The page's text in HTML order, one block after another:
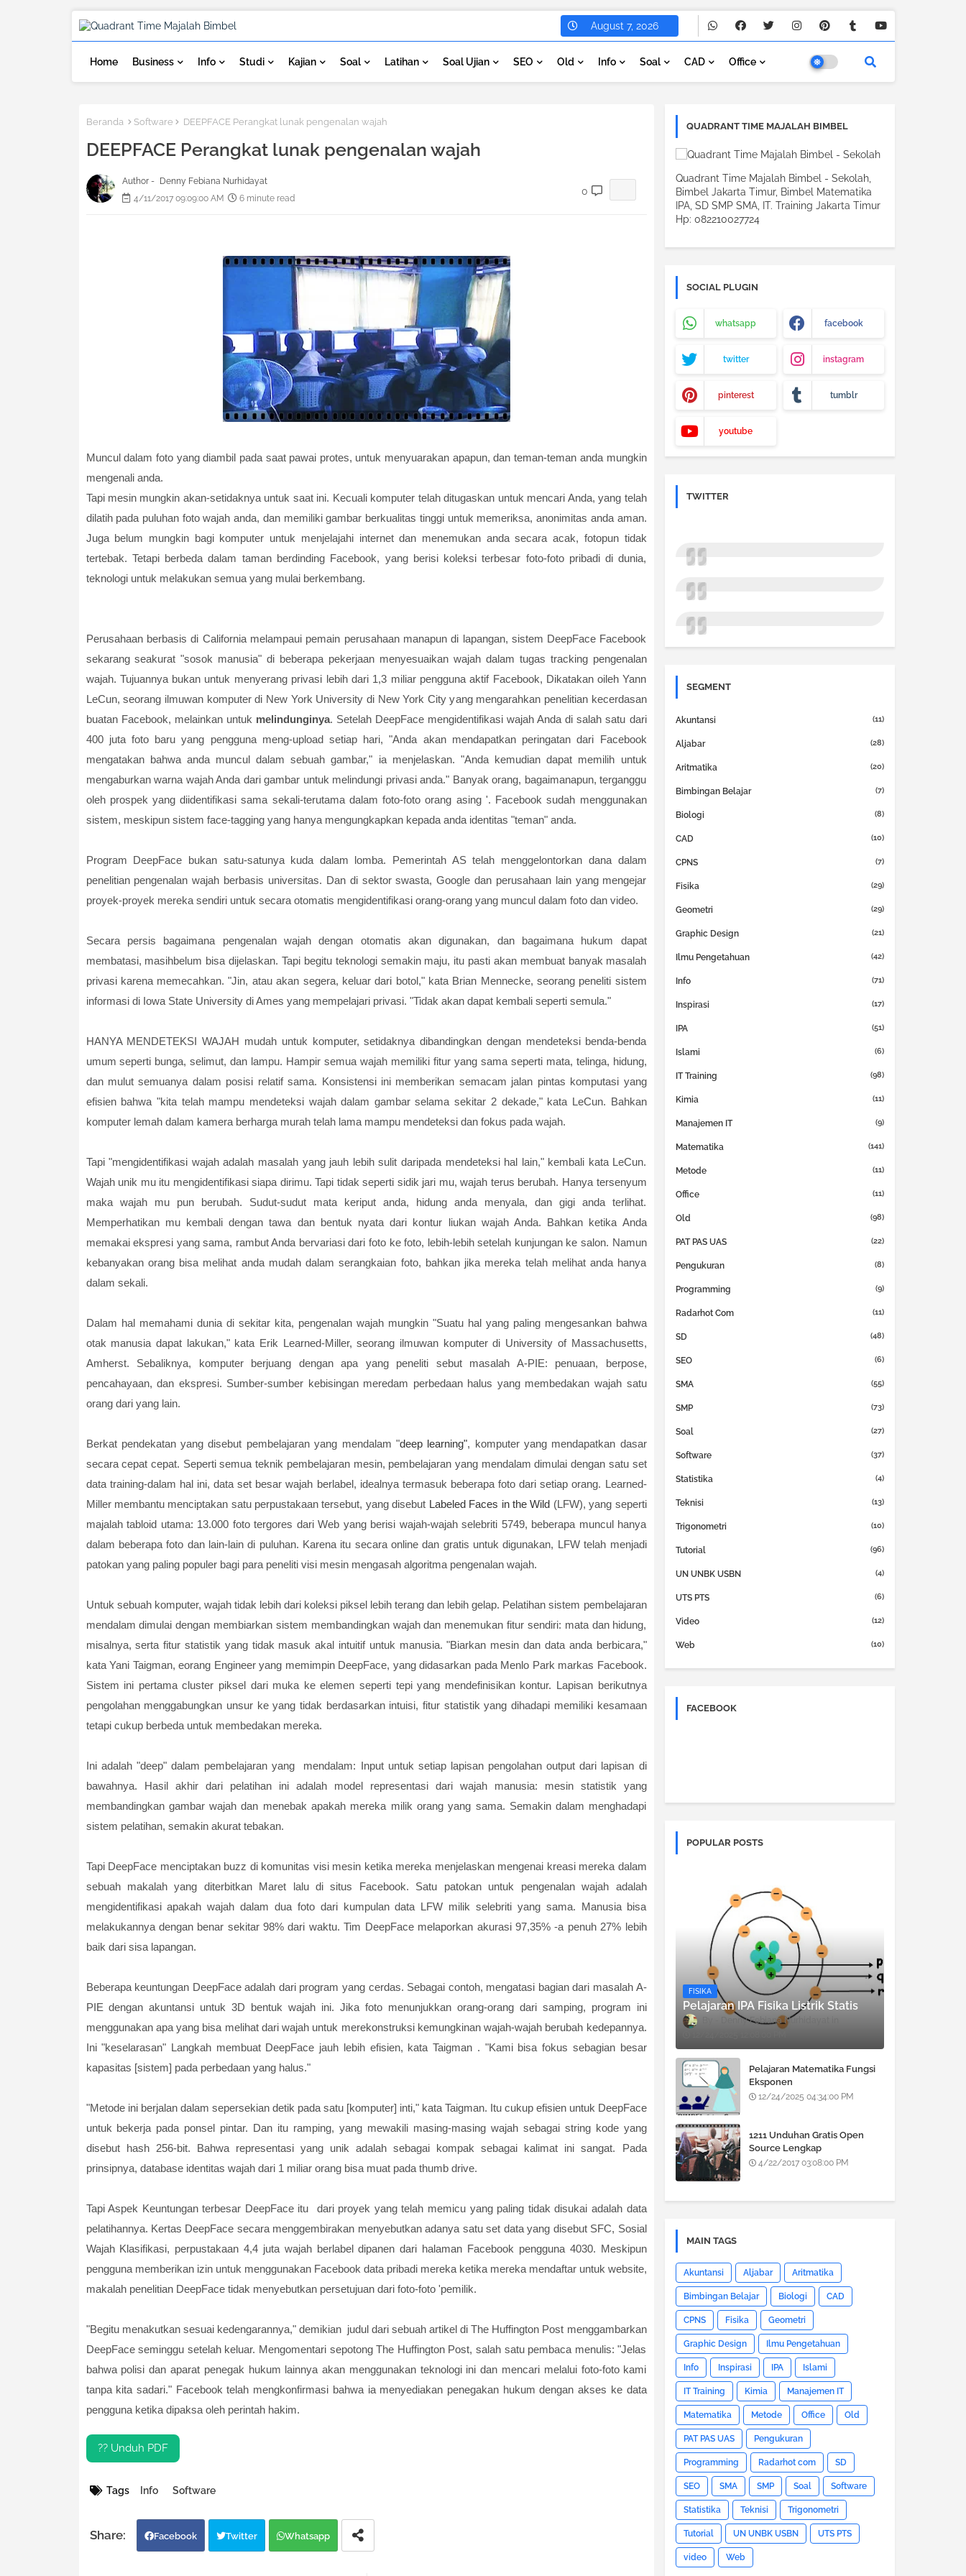
August 7, 2026
Home Business Info Studi Kajian Soal Latihan Soal Ujian SEO Old Info Soal CAD Office
Beranda Software DEEPFACE Perangkat lunak pengenalan wajah
DEEPFACE Perangkat lunak pengenalan wajah
Author -
Denny Febiana Nurhidayat
4/11/2017 09:09:00 AM
6 minute read
0
Muncul dalam foto yang diambil pada saat pawai protes, untuk menyuarakan apapun, dan teman-teman anda mungkin
mengenali anda.
Tapi mesin mungkin akan-setidaknya untuk saat ini. Kecuali komputer telah ditugaskan untuk mencari Anda, yang telah
dilatih pada puluhan foto wajah anda, dan memiliki gambar berkualitas tinggi untuk memeriksa, anonimitas anda aman.
Juga belum mungkin bagi komputer untuk menjelajahi internet dan menemukan anda secara acak, fotopun tidak
tertebak. Tetapi berbeda dalam taman berdinding Facebook, yang berisi koleksi terbesar foto-foto pribadi di dunia,
teknologi untuk melakukan semua yang mulai berkembang.
Perusahaan berbasis di California melampaui pemain perusahaan manapun di lapangan, sistem DeepFace Facebook
sekarang seakurat "sosok manusia" di beberapa pekerjaan menyesuaikan wajah dalam tugas tracking pengenalan
wajah. Tujuannya bukan untuk menyerang privasi lebih dari 1,3 miliar pengguna aktif Facebook, Dikatakan oileh Yann
LeCun, seorang ilmuwan komputer di New York University di New York City yang mengarahkan penelitian kecerdasan
buatan Facebook, melainkan untuk melindunginya. Setelah DeepFace mengidentifikasi wajah Anda di salah satu dari
400 juta foto baru yang pengguna meng-upload setiap hari, "Anda akan mendapatkan peringatan dari Facebook
mengatakan bahwa anda muncul dalam sebuah gambar," ia menjelaskan. "Anda kemudian dapat memilih untuk
mengaburkan warna wajah Anda dari gambar untuk melindungi privasi anda." Banyak orang, bagaimanapun, terganggu
oleh prospek yang diidentifikasi sama sekali-terutama dalam foto-foto orang asing '. Facebook sudah menggunakan
sistem, meskipun sistem face-tagging yang hanya mengungkapkan kepada anda identitas "teman" anda.
Program DeepFace bukan satu-satunya kuda dalam lomba. Pemerintah AS telah menggelontorkan dana dalam
penelitian pengenalan wajah berbasis universitas. Dan di sektor swasta, Google dan perusahaan lain yang mengejar
proyek-proyek mereka sendiri untuk secara otomatis mengidentifikasi orang-orang yang muncul dalam foto dan video.
Secara persis bagaimana pengenalan wajah dengan otomatis akan digunakan, dan bagaimana hukum dapat
membatasi, masihbelum bisa dijelaskan. Tapi begitu teknologi semakin maju, itu pasti akan membuat banyak masalah
privasi karena memecahkan. "Jin, atau akan segera, keluar dari botol," kata Brian Mennecke, seorang peneliti sistem
informasi di Iowa State University di Ames yang mempelajari privasi. "Tidak akan dapat kembali seperti semula."
HANYA MENDETEKSI WAJAH mudah untuk komputer, setidaknya dibandingkan dengan mendeteksi benda-benda
umum seperti bunga, selimut, dan lampu. Hampir semua wajah memiliki fitur yang sama seperti mata, telinga, hidung,
dan mulut semuanya dalam posisi relatif sama. Konsistensi ini memberikan semacam jalan pintas komputasi yang
efisien bahwa "kita telah mampu mendeteksi wajah dalam gambar selama sekitar 2 dekade," kata LeCun. Bahkan
komputer lemah dalam kamera berharga murah telah lama mampu mendeteksi dan fokus pada wajah.
Tapi "mengidentifikasi wajah adalah masalah yang jauh lebih sulit daripada mendeteksi hal lain," kembali kata LeCun.
Wajah unik mu itu mengidentifikasi siapa dirimu. Tapi tidak seperti sidik jari mu, wajah terus berubah. Hanya tersenyum
maka wajah mu pun berubah. Sudut-sudut mata keriput anda, hidung anda menyala, dan gigi anda terlihat.
Memperhatikan mu kembali dengan tawa dan bentuk nyata dari kontur liukan wajah Anda. Bahkan ketika Anda
memakai ekspresi yang sama, rambut Anda bervariasi dari foto ke foto, lebih-lebih setelah kunjungan ke salon. Namun
kebanyakan orang bisa melihat anda mudah dalam serangkaian foto, bahkan jika mereka telah melihat anda hanya
dalam sekali.
Dalam hal memahami dunia di sekitar kita, pengenalan wajah mungkin "Suatu hal yang paling mengesankan bahwa
otak manusia dapat lakukan," kata Erik Learned-Miller, seorang ilmuwan komputer di University of Massachusetts,
Amherst. Sebaliknya, komputer berjuang dengan apa yang peneliti sebut masalah A-PIE: penuaan, berpose,
pencahayaan, dan ekspresi. Sumber-sumber kebisingan meredam perbedaan halus yang membedakan wajah satu
orang dari yang lain.
Berkat pendekatan yang disebut pembelajaran yang mendalam "deep learning", komputer yang mendapatkan dasar
secara cepat cepat. Seperti semua teknik pembelajaran mesin, pembelajaran yang mendalam dimulai dengan satu set
data training-dalam hal ini, data set besar wajah berlabel, idealnya termasuk beberapa foto dari setiap orang. Learned-
Miller membantu menciptakan satu perpustakaan tersebut, yang disebut Labeled Faces in the Wild (LFW), yang seperti
majalah tabloid utama: 13.000 foto tergores dari Web yang berisi wajah-wajah selebriti 5749, beberapa muncul hanya
dalam beberapa foto dan lain-lain di puluhan. Karena itu secara online dan gratis untuk digunakan, LFW telah menjadi
patokan yang paling populer bagi para peneliti visi mesin mengasah algoritma pengenalan wajah.
Untuk sebuah komputer, wajah tidak lebih dari koleksi piksel lebih terang dan lebih gelap. Pelatihan sistem pembelajaran
mendalam dimulai dengan membiarkan sistem membandingkan wajah dan menemukan fitur sendiri: mata dan hidung,
misalnya, serta fitur statistik yang tidak masuk akal intuitif untuk manusia. "Biarkan mesin dan data anda berbicara,"
kata Yani Taigman, eorang Engineer yang memimpin DeepFace, yang didasarkan pada Menlo Park markas Facebook.
Sistem ini pertama cluster piksel dari muka ke elemen seperti tepi yang mendefinisikan kontur. Lapisan berikutnya
pengolahan menggabungkan unsur ke yang tidak berdasarkan intuisi, fitur statistik yang dihadapi memiliki kesamaan
tetapi cukup berbeda untuk membedakan mereka.
Ini adalah "deep" dalam pembelajaran yang mendalam: Input untuk setiap lapisan pengolahan output dari lapisan di
bawahnya. Hasil akhir dari pelatihan ini adalah model representasi dari wajah manusia: mesin statistik yang
membandingkan gambar wajah dan menebak apakah mereka milik orang yang sama. Semakin dalam menghadapi
sistem pelatihan, semakin akurat tebakan.
Tapi DeepFace menciptakan buzz di komunitas visi mesin ketika mereka menjelaskan mengenai kreasi mereka dalam
sebuah makalah yang diterbitkan Maret lalu di situs Facebook. Satu patokan untuk pengenalan wajah adalah
mengidentifikasi apakah wajah dalam dua foto dari kumpulan data LFW milik selebriti yang sama. Manusia bisa
melakukannya dengan benar sekitar 98% dari waktu. Tim DeepFace melaporkan akurasi 97,35% -a penuh 27% lebih
baik dari sisa lapangan.
Beberapa keuntungan DeepFace adalah dari program yang cerdas. Sebagai contoh, mengatasi bagian dari masalah A-
PIE dengan akuntansi untuk 3D bentuk wajah ini. Jika foto menunjukkan orang-orang dari samping, program ini
menggunakan apa yang bisa melihat dari wajah untuk merekonstruksi kemungkinan wajah-wajah berubah kedepannya.
Ini "keselarasan" Langkah membuat DeepFace jauh lebih efisien, kata Taigman . "Kami bisa fokus sebagian besar
kapasitas [sistem] pada perbedaan yang halus."
"Metode ini berjalan dalam sepersekian detik pada satu [komputer] inti," kata Taigman. Itu cukup efisien untuk DeepFace
untuk bekerja pada ponsel pintar. Dan itu ramping, yang mewakili masing-masing wajah sebagai string kode yang
disebut hash 256-bit. Bahwa representasi yang unik adalah sebagai kompak sebagai kalimat ini sangat. Pada
prinsipnya, database identitas wajah dari 1 miliar orang bisa muat pada thumb drive.
Tapi Aspek Keuntungan terbesar DeepFace itu dari proyek yang telah memicu yang paling tidak disukai adalah data
pelatihannya. Kertas DeepFace secara menggembirakan menyebutkan adanya satu set data yang disebut SFC, Sosial
Wajah Klasifikasi, perpustakaan 4,4 juta wajah berlabel dipanen dari halaman Facebook pengguna 4030. Meskipun
pengguna memberikan izin untuk menggunakan Facebook data pribadi mereka ketika mereka mendaftar untuk website,
makalah penelitian DeepFace tidak menyebutkan persetujuan dari foto-foto 'pemilik.
"Begitu menakutkan sesuai kedengarannya," demikian judul dari sebuah artikel di The Huffington Post menggambarkan
DeepFace seminggu setelah keluar. Mengomentari sepotong The Huffington Post, salah satu pembaca menulis: "Jelas
bahwa polisi dan aparat penegak hukum lainnya akan menggunakan teknologi ini dan mencari melalui foto-foto kami
tanpa kita sadari." Facebook telah mengkonfirmasi bahwa ia menyediakan penegakan hukum dengan akses ke data
pengguna ketika dipaksa oleh perintah hakim.
?? Unduh PDF
Tags Info Software
Facebook Twitter Whatsapp
QUADRANT TIME MAJALAH BIMBEL
Quadrant Time Majalah Bimbel - Sekolah,
Bimbel Jakarta Timur, Bimbel Matematika
IPA, SD SMP SMA, IT. Training Jakarta Timur
Hp: 082210027724
SOCIAL PLUGIN
whatsapp facebook
twitter instagram
pinterest tumblr
youtube
TWITTER
SEGMENT
Akuntansi (11)
Aljabar (28)
Aritmatika (20)
Bimbingan Belajar (7)
Biologi (8)
CAD (10)
CPNS (7)
Fisika (29)
Geometri (29)
Graphic Design (21)
Ilmu Pengetahuan (42)
Info (71)
Inspirasi (17)
IPA (51)
Islami (6)
IT Training (98)
Kimia (11)
Manajemen IT (9)
Matematika (141)
Metode (11)
Office (11)
Old (98)
PAT PAS UAS (22)
Pengukuran (8)
Programming (9)
Radarhot Com (11)
SD (48)
SEO (6)
SMA (55)
SMP (73)
Soal (27)
Software (37)
Statistika (4)
Teknisi (13)
Trigonometri (10)
Tutorial (96)
UN UNBK USBN (4)
UTS PTS (6)
Video (12)
Web (10)
FACEBOOK
POPULAR POSTS
FISIKA
Pelajaran IPA Fisika Listrik Statis
Denny Febiana Nurhidayat
Pelajaran Matematika Fungsi
Eksponen
12/24/2025 04:34:00 PM
1211 Unduhan Gratis Open
Source Lengkap
4/22/2017 03:08:00 PM
MAIN TAGS
Akuntansi Aljabar Aritmatika
Bimbingan Belajar Biologi CAD
CPNS Fisika Geometri
Graphic Design Ilmu Pengetahuan
Info Inspirasi IPA Islami
IT Training Kimia Manajemen IT
Matematika Metode Office Old
PAT PAS UAS Pengukuran
Programming Radarhot com SD
SEO SMA SMP Soal Software
Statistika Teknisi Trigonometri
Tutorial UN UNBK USBN UTS PTS
video Web